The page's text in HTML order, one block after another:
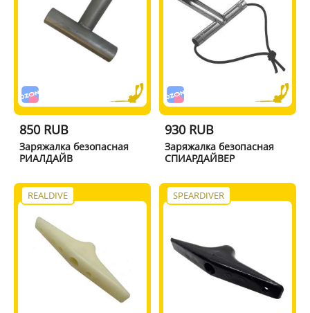
850 RUB
Заряжалка безопасная
РИАЛДАЙВ
930 RUB
Заряжалка безопасная
СПИАРДАЙВЕР
REALDIVE SPEARDIVER